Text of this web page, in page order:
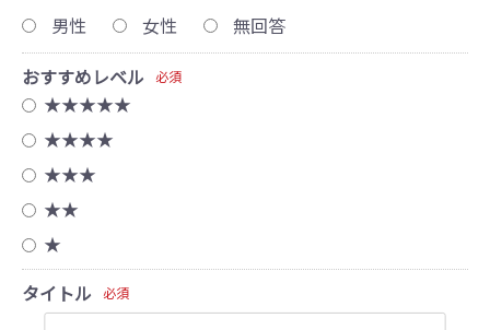
男性
女性
無回答
おすすめレベル
必須
★★★★★
★★★★
★★★
★★
★
タイトル
必須